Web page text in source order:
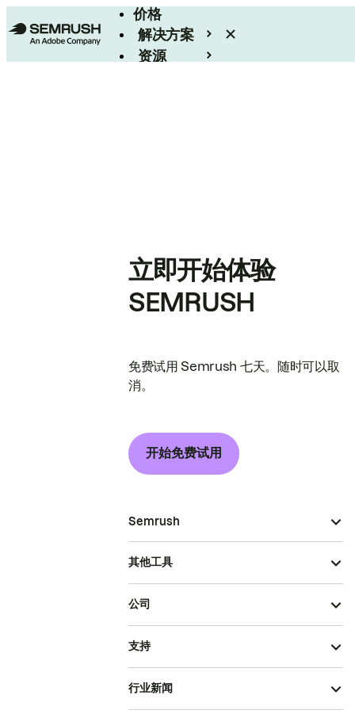
价格
解决方案
资源
立即开始体验
SEMRUSH
免费试用 Semrush 七天。随时可以取
消。
开始免费试用
Semrush
其他工具
公司
支持
行业新闻